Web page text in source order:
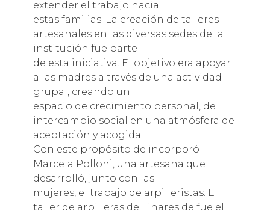
extender el trabajo hacia
estas familias. La creación de talleres
artesanales en las diversas sedes de la
institución fue parte
de esta iniciativa. El objetivo era apoyar
a las madres a través de una actividad
grupal, creando un
espacio de crecimiento personal, de
intercambio social en una atmósfera de
aceptación y acogida.
Con este propósito de incorporó
Marcela Polloni, una artesana que
desarrolló, junto con las
mujeres, el trabajo de arpilleristas. El
taller de arpilleras de Linares de fue el